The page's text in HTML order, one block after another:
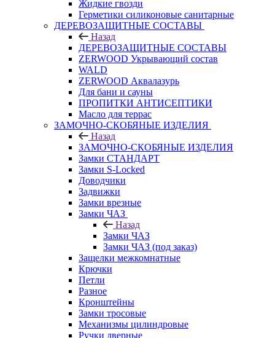
Жидкие гвозди
Герметики силиконовые санитарные
ДЕРЕВОЗАЩИТНЫЕ СОСТАВЫ
Назад
ДЕРЕВОЗАЩИТНЫЕ СОСТАВЫ
ZERWOOD Укрывающий состав
WALD
ZERWOOD Аквалазурь
Для бани и сауны
ПРОПИТКИ АНТИСЕПТИКИ
Масло для террас
ЗАМОЧНО-СКОБЯНЫЕ ИЗДЕЛИЯ
Назад
ЗАМОЧНО-СКОБЯНЫЕ ИЗДЕЛИЯ
Замки СТАНДАРТ
Замки S-Locked
Доводчики
Задвижки
Замки врезные
Замки ЧАЗ
Назад
Замки ЧАЗ
Замки ЧАЗ (под заказ)
Защелки межкомнатные
Крючки
Петли
Разное
Кронштейны
Замки тросовые
Механизмы цилиндровые
Ручки дверные